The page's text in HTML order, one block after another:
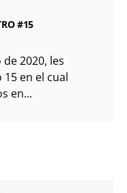
#15
2020, les
en el cual
en...